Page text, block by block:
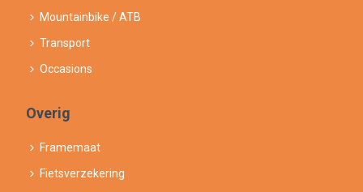
Mountainbike / ATB
Transport
Occasions
Overig
Framemaat
Fietsverzekering